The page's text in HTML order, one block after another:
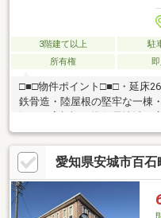
3階建て以上 駐
所有権
□■□物件ポイント□■□・延床
鉄骨造・陸屋根の堅牢な一棟
く適合・8DK＋テナント（ト
ウス・民泊・事業用途・オー
在・駐車4台可能・JR安城駅
13分・現況空家・即引渡し可
沿い 集客に強い一棟建物
様へ】□■□ご来店・ご案内可
愛知県安城市百